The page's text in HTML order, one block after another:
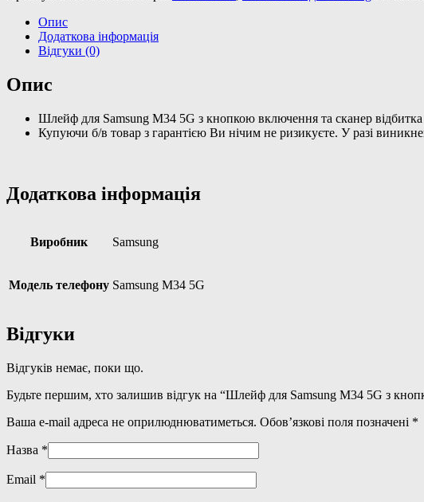
M34
кнопкою
включення
та
сканер
пальця
Dark
з
розбірки)
Опис
Додаткова інформація
Відгуки (0)
Опис
Шлейф для Samsung M34 5G з кнопкою включення та сканер
Купуючи б/в товар з гарантією Ви нічим не ризикуєте. У разі
Додаткова інформація
Виробник Samsung
Модель телефону Samsung M34 5G
Відгуки
Відгуків немає, поки що.
Будьте першим, хто залишив відгук на “Шлейф для Samsung M34 5G з
Ваша e-mail адреса не оприлюднюватиметься. Обов’язкові поля позначені *
Назва *
Email *